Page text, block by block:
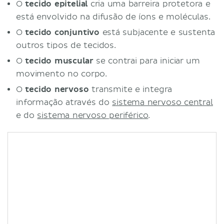
Otecido epitelialcria uma barreira protetora e
está envolvido na difusão de íons e moléculas.
Otecido conjuntivo está subjacente e sustenta
outros tipos de tecidos.
Otecido muscularse contrai para iniciar um
movimento no corpo.
Otecido nervoso transmite e integra
informação através do sistema nervoso central
e do sistema nervoso periférico.